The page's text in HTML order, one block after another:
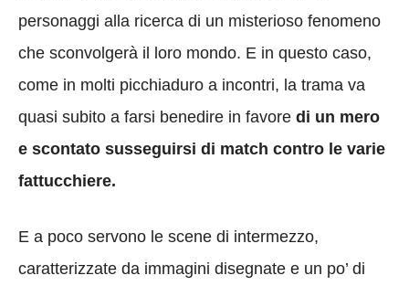
personaggi alla ricerca di un misterioso fenomeno
che sconvolgerà il loro mondo. E in questo caso,
come in molti picchiaduro a incontri, la trama va
quasi subito a farsi benedire in favore di un mero
e scontato susseguirsi di match contro le varie
fattucchiere.
E a poco servono le scene di intermezzo,
caratterizzate da immagini disegnate e un po’ di